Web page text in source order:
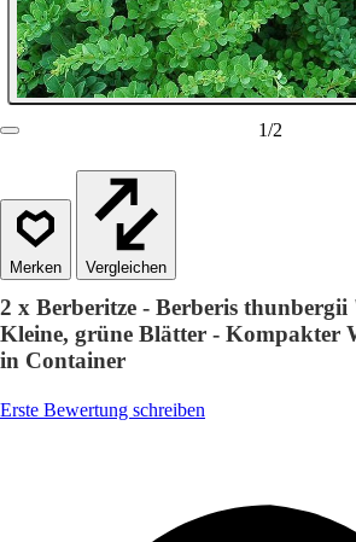
1/2
Vergleichen
2 x Berberitze - Berberis
Kleine, grüne Blätter - Kompakter
in Container
Erste Bewertung schreiben